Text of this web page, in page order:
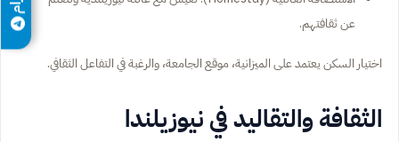
عن ثقافتهم.
اختيار السكن يعتمد على الميزانية، موقع الجامعة، والرغبة في التفاعل الثقافي.
الثقافة والتقاليد في نيوزيلندا